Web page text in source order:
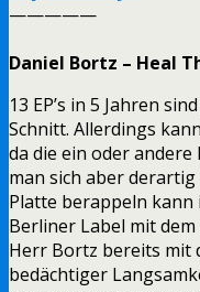
—————
Daniel Bortz – Heal
13 EP’s in 5 Jahren
Schnitt. Allerdings
da die ein oder
man sich aber
Platte berappeln kann
Berliner Label mit
Herr Bortz bereits mit
bedächtiger